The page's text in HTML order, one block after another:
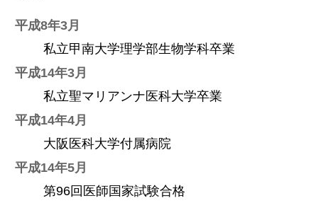
平成8年3月
私立甲南大学理学部生物学科卒業
平成14年3月
私立聖マリアンナ医科大学卒業
平成14年4月
大阪医科大学付属病院
平成14年5月
第96回医師国家試験合格